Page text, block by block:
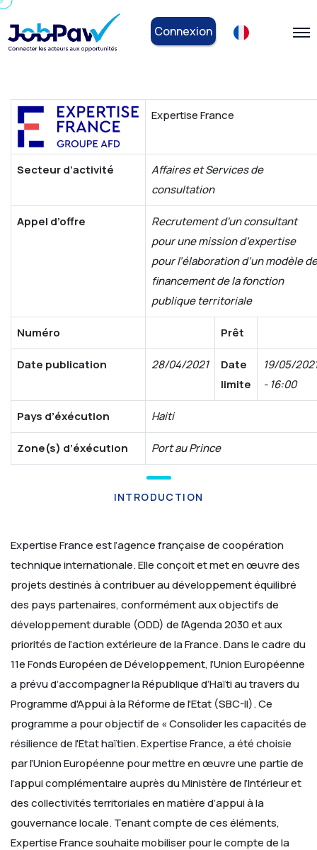
Connexion
Expertise France
Secteur d’activité
Affaires et Services de
consultation
Appel d’offre
Recrutement d'un consultant
pour une mission d’expertise
pour l’élaboration d’un modèle de
financement de la fonction
publique territoriale
Numéro Prêt
Date publication 28/04/2021
Date
limite
19/05/
- 16:00
Pays d’éxécution Haiti
Zone(s) d’éxécution Port au Prince
INTRODUCTION
Expertise France est l’agence française de coopération
technique internationale. Elle conçoit et met en œuvre des
projets destinés à contribuer au développement équilibré
des pays partenaires, conformément aux objectifs de
développement durable (ODD) de l’Agenda 2030 et aux
priorités de l’action extérieure de la France.Dans le cadre du
11e Fonds Européen de Développement, l’Union Européenne
a prévu d’accompagner la République d’Haïti au travers du
Programme d'Appui à la Réforme de l'Etat (SBC-II). Ce
programme a pour objectif de « Consolider les capacités de
résilience de l'Etat haïtien. Expertise France, a été choisie
par l’Union Européenne pour mettre en œuvre une partie de
l’appui complémentaire auprès du Ministère de l’Intérieur et
des collectivités territoriales en matière d’appui à la
gouvernance locale.Tenant compte de ces éléments,
Expertise France souhaite mobiliser pour le compte de la